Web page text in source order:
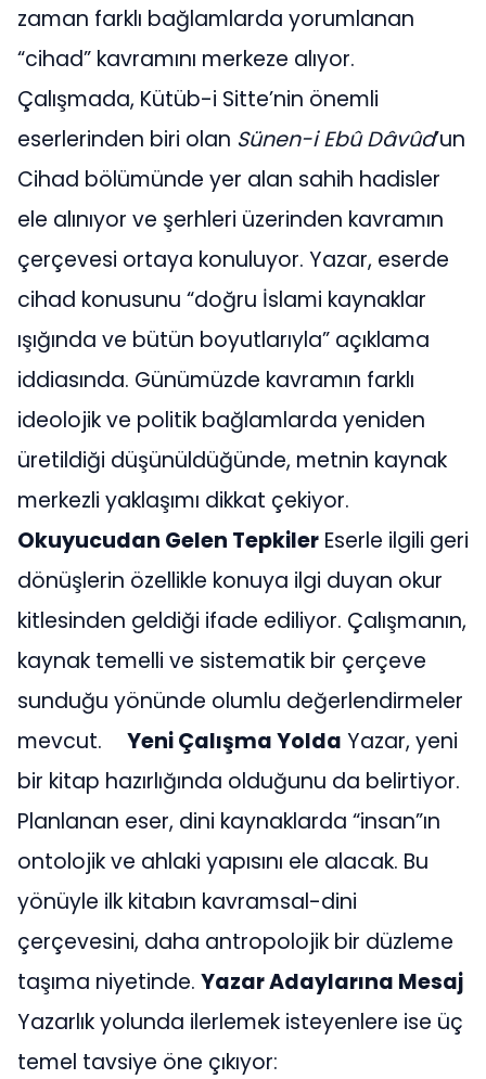
zaman farklı bağlamlarda yorumlanan
“cihad” kavramını merkeze alıyor.
Çalışmada, Kütüb-i Sitte’nin önemli
eserlerinden biri olan Sünen-i Ebû Dâvûd’un
Cihad bölümünde yer alan sahih hadisler
ele alınıyor ve şerhleri üzerinden kavramın
çerçevesi ortaya konuluyor. Yazar, eserde
cihad konusunu “doğru İslami kaynaklar
ışığında ve bütün boyutlarıyla” açıklama
iddiasında. Günümüzde kavramın farklı
ideolojik ve politik bağlamlarda yeniden
üretildiği düşünüldüğünde, metnin kaynak
merkezli yaklaşımı dikkat çekiyor.
Okuyucudan Gelen Tepkiler Eserle ilgili geri
dönüşlerin özellikle konuya ilgi duyan okur
kitlesinden geldiği ifade ediliyor. Çalışmanın,
kaynak temelli ve sistematik bir çerçeve
sunduğu yönünde olumlu değerlendirmeler
mevcut.
Yeni Çalışma Yolda Yazar, yeni
bir kitap hazırlığında olduğunu da belirtiyor.
Planlanan eser, dini kaynaklarda “insan”ın
ontolojik ve ahlaki yapısını ele alacak. Bu
yönüyle ilk kitabın kavramsal-dini
çerçevesini, daha antropolojik bir düzleme
taşıma niyetinde. Yazar Adaylarına Mesaj
Yazarlık yolunda ilerlemek isteyenlere ise üç
temel tavsiye öne çıkıyor: